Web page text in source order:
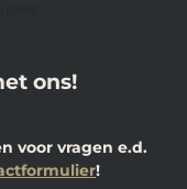
ons!
voor vragen e.d.
!